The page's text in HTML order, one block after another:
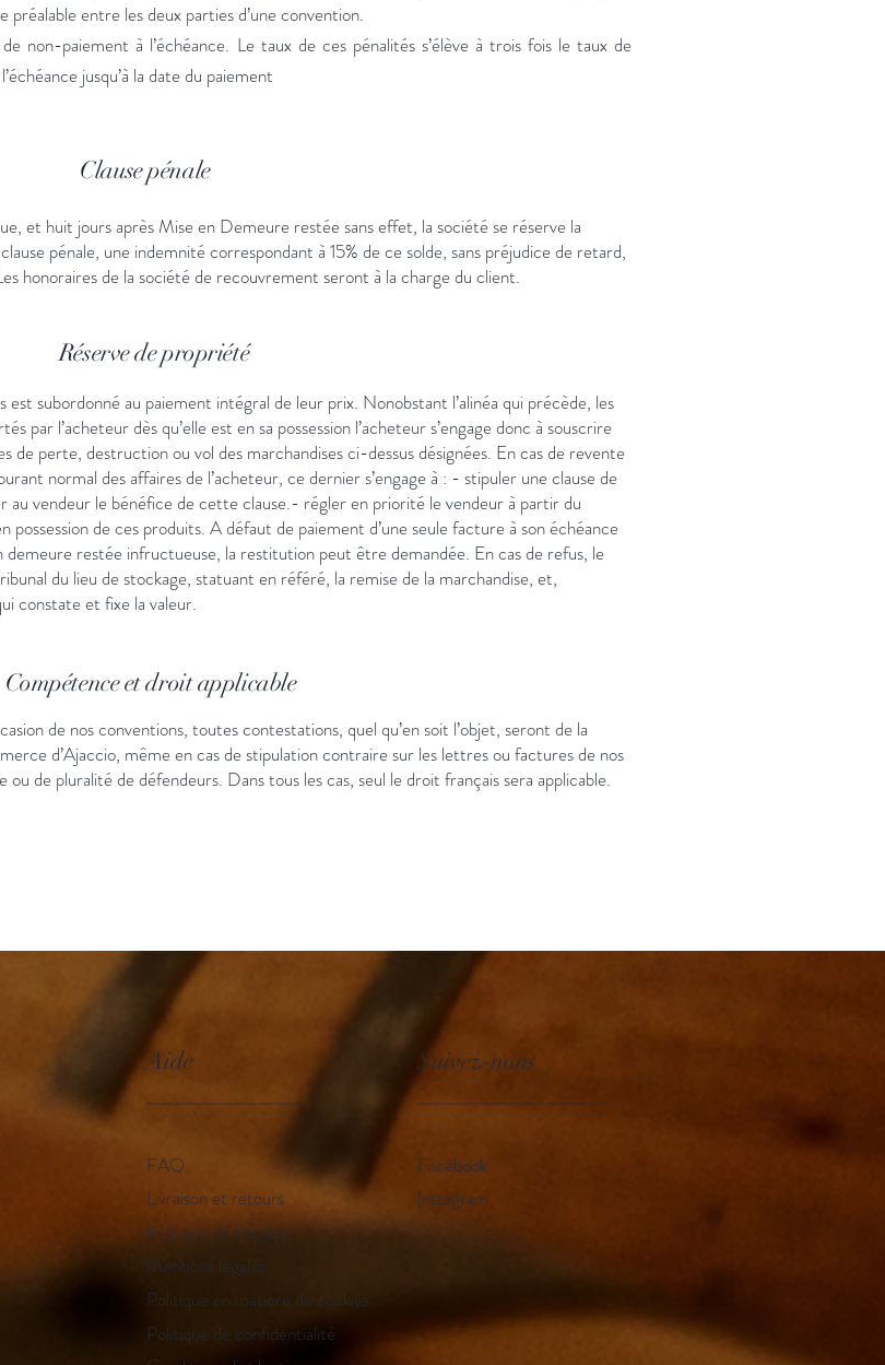
préalable entre les deux parties d’une convention.
non-paiement à l’échéance. Le taux de ces pénalités s’élève à trois fois le taux de
jusqu’à la date du paiement
Clause pénale
et huit jours après Mise en Demeure restée sans effet, la société se réserve la
pénale, une indemnité correspondant à 15% de ce solde, sans préjudice de retard,
honoraires de la société de recouvrement seront à la charge du client.
subordonné au paiement intégral de leur prix. Nonobstant l’alinéa qui précède, les
par l’acheteur dès qu’elle est en sa possession l’acheteur s’engage donc à souscrire
de perte, destruction ou vol des marchandises ci-dessus désignées. En cas de revente
normal des affaires de l’acheteur, ce dernier s’engage à : - stipuler une clause de
vendeur le bénéfice de cette clause.- régler en priorité le vendeur à partir du
de ces produits. A défaut de paiement d’une seule facture à son échéance
restée infructueuse, la restitution peut être demandée. En cas de refus, le
du lieu de stockage, statuant en référé, la remise de la marchandise, et,
constate et fixe la valeur.
de nos conventions, toutes contestations, quel qu’en soit l’objet, seront de la
d’Ajaccio, même en cas de stipulation contraire sur les lettres ou factures de nos
ou de pluralité de défendeurs. Dans tous les cas, seul le droit français sera applicable.
Réserve de propriété
Compétence et droit applicable
Aide
Suivez-nous
FAQ
Facebook
Livraison et retours
Instagram
Politique du magasin
Mentions légales
Politique en matière de cookies
Politique de confidentialité